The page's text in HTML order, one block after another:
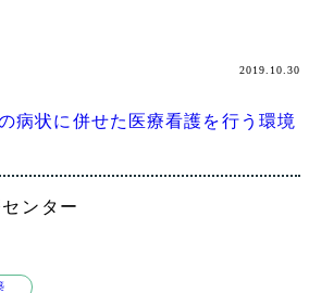
病状に併せた医療看護を行う環境
2019.10.30
ンター